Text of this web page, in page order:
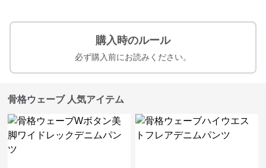
購入時のルール
必ず購入前にお読みください。
骨格ウェーブ 人気アイテム